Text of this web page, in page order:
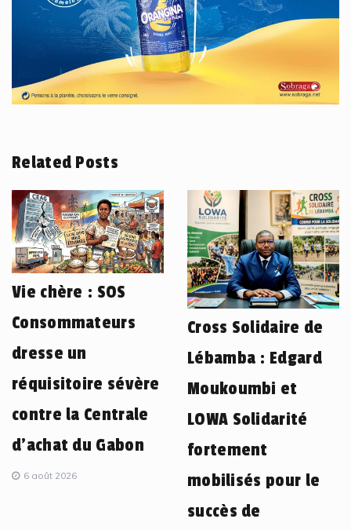
Related Posts
Vie chère : SOS
Consommateurs
dresse un
réquisitoire sévère
contre la Centrale
d’achat du Gabon
6 août 2026
Cross Solidaire de
Lébamba : Edgard
Moukoumbi et
LOWA Solidarité
fortement
mobilisés pour le
succès de